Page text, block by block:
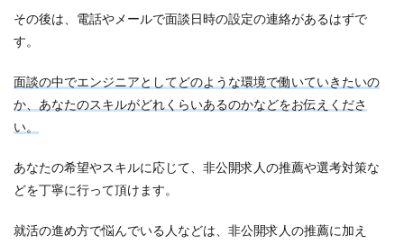
その後は、電話やメールで面談日時の設定の連絡があるはずで
す。
面談の中でエンジニアとしてどのような環境で働いていきたいの
か、あなたのスキルがどれくらいあるのかなどをお伝えくださ
い。
あなたの希望やスキルに応じて、非公開求人の推薦や選考対策な
どを丁寧に行って頂けます。
就活の進め方で悩んでいる人などは、非公開求人の推薦に加え